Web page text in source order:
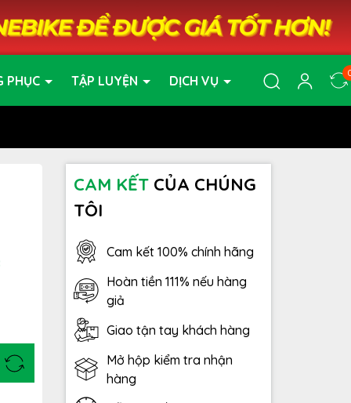
PHỤC TẬP LUYỆN DỊCH VỤ
CAM KẾTCỦA CHÚNG
TÔI
Cam kết 100% chính hãng
Hoàn tiền 111% nếu hàng
giả
Giao tận tay khách hàng
Mở hộp kiểm tra nhận
hàng